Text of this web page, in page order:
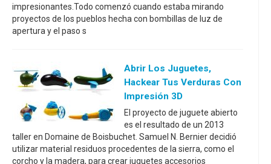
impresionantes.Todo comenzó cuando estaba mirando
proyectos de los pueblos hecha con bombillas de luz de
apertura y el paso s
Abrir Los Juguetes,
Hackear Tus Verduras Con
Impresión 3D
El proyecto de juguete abierto
es el resultado de un 2013
taller en Domaine de Boisbuchet. Samuel N. Bernier decidió
utilizar material residuos procedentes de la sierra, como el
corcho y la madera, para crear juguetes accesorios